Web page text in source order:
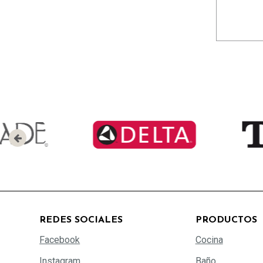
REDES SOCIALES
Facebook
PRODUCTOS
Cocina